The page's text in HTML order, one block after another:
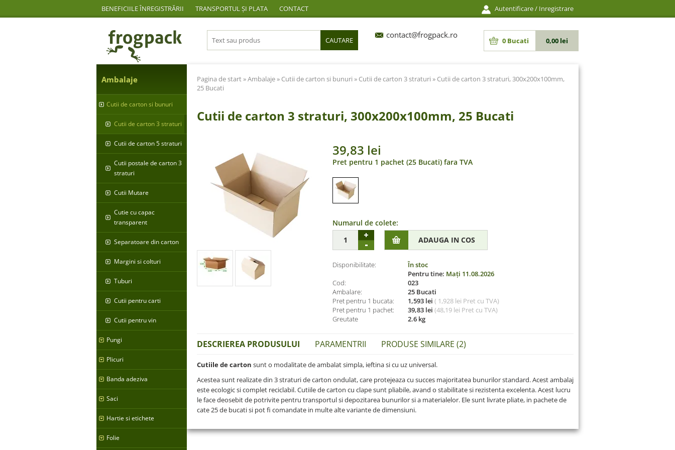
BENEFICIILE ÎNREGISTRĂRII TRANSPORTUL ȘI PLATA CONTACT Autentificare/ Inregistrare
CAUTARE
contact@frogpack.ro
0 Bucati 0,00 lei
Ambalaje
Cutii de carton si bunuri
Cutii de carton 3 straturi
Cutii de carton 5 straturi
Cutii postale de carton 3
straturi
Cutii Mutare
Cutie cu capac
transparent
Separatoare din carton
Margini si colturi
Tuburi
Cutii pentru carti
Cutii pentru vin
Pungi
Plicuri
Banda adeziva
Saci
Hartie si etichete
Folie
Pagina de start»Ambalaje» Cutii de carton si bunuri » Cutii de carton 3 straturi » Cutii de carton 3 straturi, 300x200x100mm,
25 Bucati
Cutii de carton 3 straturi, 300x200x100mm, 25 Bucati
39,83 lei
Pret pentru 1 pachet (25 Bucati) fara TVA
Numarul de colete:
Disponibilitate:
În stoc
Pentru tine: Mați 11.08.2026
Cod:
023
Ambalare:
25 Bucati
Pret pentru 1 bucata:
1,593 lei ( 1,928 lei Pret cu TVA)
Pret pentru 1 pachet:
39,83 lei (48,19 lei Pret cu TVA)
Greutate
2.6 kg
DESCRIEREA PRODUSULUI PARAMENTRII PRODUSE SIMILARE (2)
Cutiile de carton sunt o modalitate de ambalat simpla, ieftina si cu uz universal.
Acestea sunt realizate din 3 straturi de carton ondulat, care protejeaza cu succes majoritatea bunurilor standard. Acest ambalaj
este ecologic si complet reciclabil. Cutiile de carton cu clape sunt pliabile, avand o stabilitate si rezistenta excelenta. Acest lucru
le face deosebit de potrivite pentru transportul si depozitarea bunurilor si a materialelor. Ele sunt livrate pliate, in pachete de
cate 25 de bucati si pot fi comandate in multe alte variante de dimensiuni.